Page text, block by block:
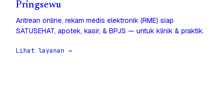
Pringsewu
Antrean online, rekam medis elektronik (RME) siap
SATUSEHAT, apotek, kasir, & BPJS — untuk klinik & praktik.
Lihat layanan →